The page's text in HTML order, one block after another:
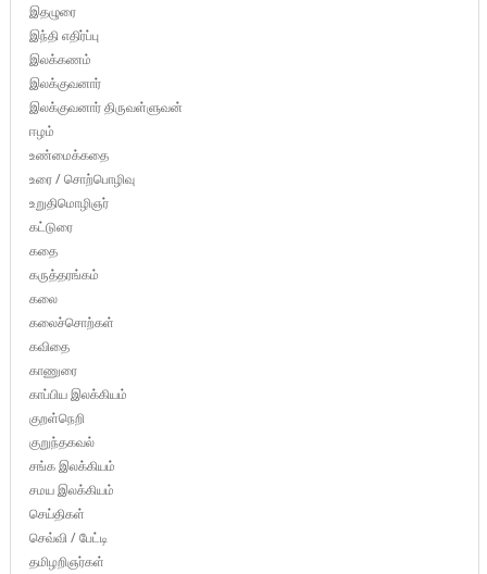
இதழுரை
இந்தி எதிர்ப்பு
இலக்கணம்
இலக்குவனார்
இலக்குவனார் திருவள்ளுவன்
ஈழம்
உண்மைக்கதை
உரை / சொற்பொழிவு
உறுதிமொழிஞர்
கட்டுரை
கதை
கருத்தரங்கம்
கலை
கலைச்சொற்கள்
கவிதை
காணுரை
காப்பிய இலக்கியம்
குறள்நெறி
குறுந்தகவல்
சங்க இலக்கியம்
சமய இலக்கியம்
செய்திகள்
செவ்வி / பேட்டி
தமிழறிஞர்கள்